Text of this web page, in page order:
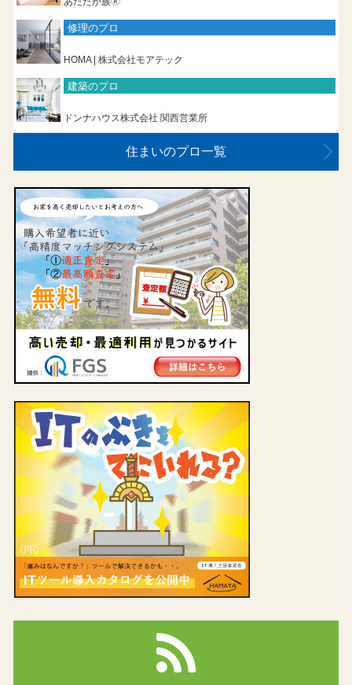
修理のプロ
HOMA | 株式会社モアテック
建築のプロ
ドンナハウス株式会社 関西営業所
住まいのプロ一覧